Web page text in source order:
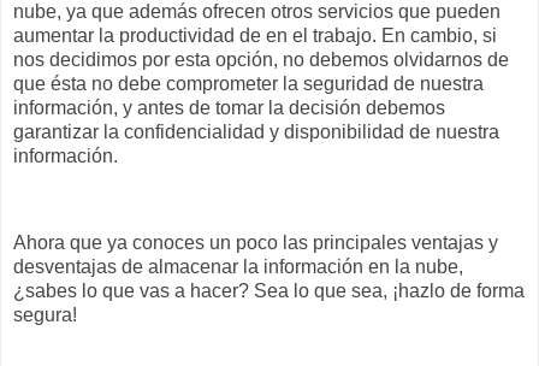
nube, ya que además ofrecen otros servicios que pueden
aumentar la productividad de en el trabajo. En cambio, si
nos decidimos por esta opción, no debemos olvidarnos de
que ésta no debe comprometer la seguridad de nuestra
información, y antes de tomar la decisión debemos
garantizar la confidencialidad y disponibilidad de nuestra
información.
Ahora que ya conoces un poco las principales ventajas y
desventajas de almacenar la información en la nube,
¿sabes lo que vas a hacer? Sea lo que sea, ¡hazlo de forma
segura!